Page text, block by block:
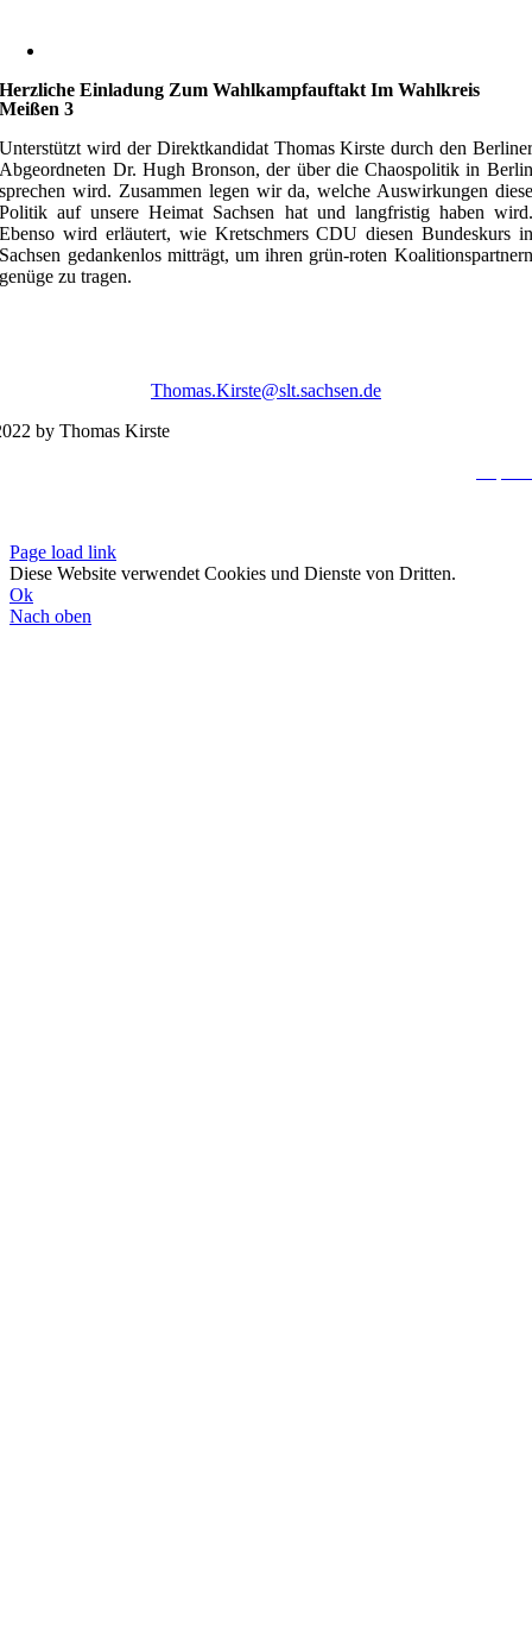
Herzliche Einladung Zum Wahlkampfauftakt Im Wahlkreis
Meißen 3
Unterstützt wird der Direktkandidat Thomas Kirste durch den Berliner
Abgeordneten Dr. Hugh Bronson, der über die Chaospolitik in Berlin
sprechen wird. Zusammen legen wir da, welche Auswirkungen diese
Politik auf unsere Heimat Sachsen hat und langfristig haben wird.
Ebenso wird erläutert, wie Kretschmers CDU diesen Bundeskurs in
Sachsen gedankenlos mitträgt, um ihren grün-roten Koalitionspartnern
genüge zu tragen.
Thomas.Kirste@slt.sachsen.de
by Thomas Kirste
Page load link
Diese Website verwendet Cookies und Dienste von Dritten.
Ok
Nach oben